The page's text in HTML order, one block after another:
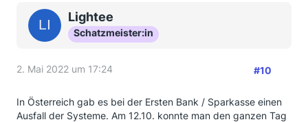
Lightee
Schatzmeister:in
2. Mai 2022 um 17:24 #10
In Österreich gab es bei der Ersten Bank / Sparkasse einen
Ausfall der Systeme. Am 12.10. konnte man den ganzen Tag